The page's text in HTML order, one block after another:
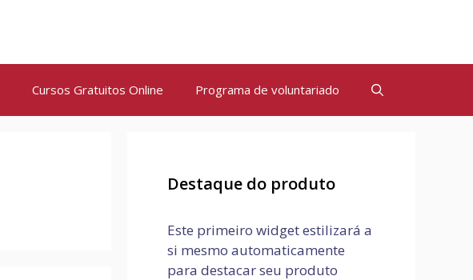
Cursos Gratuitos Online Programa de voluntariado
Destaque do produto
Este primeiro widget estilizará a
si mesmo automaticamente
para destacar seu produto